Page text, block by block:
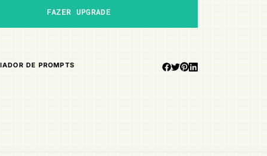
FAZER UPGRADE
DE PROMPTS